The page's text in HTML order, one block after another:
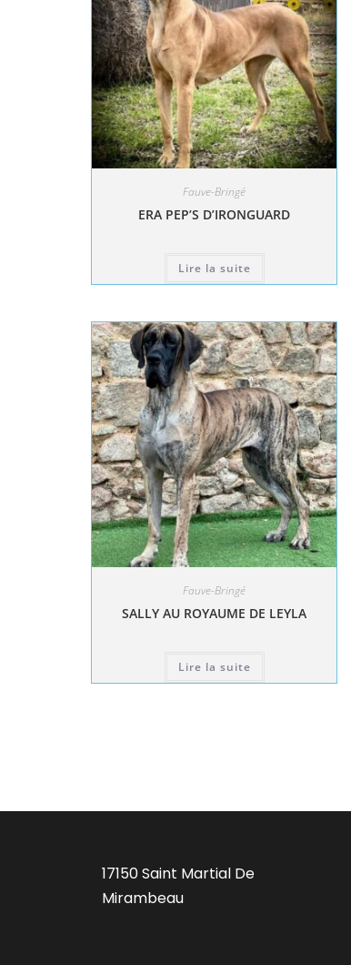
Fauve-Bringé
ERA PEP’S D’IRONGUARD
Lire la suite
Fauve-Bringé
SALLY AU ROYAUME DE LEYLA
Lire la suite
17150 Saint Martial De
Mirambeau